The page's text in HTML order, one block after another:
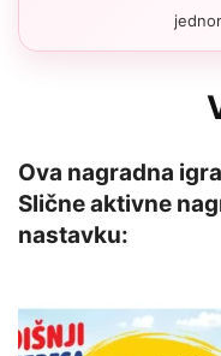
Ova nagradna
Slične aktivne
nastavku: